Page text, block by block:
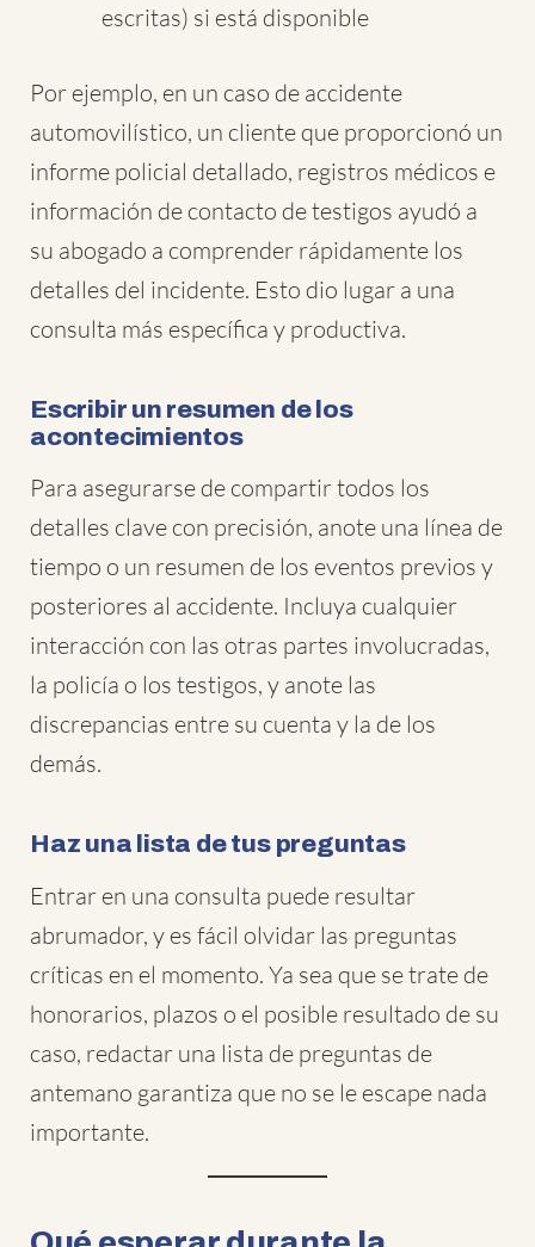
escritas) si está disponible
Por ejemplo, en un caso de accidente
automovilístico, un cliente que proporcionó un
informe policial detallado, registros médicos e
información de contacto de testigos ayudó a
su abogado a comprender rápidamente los
detalles del incidente. Esto dio lugar a una
consulta más específica y productiva.
Escribir un resumen de los
acontecimientos
Para asegurarse de compartir todos los
detalles clave con precisión, anote una línea de
tiempo o un resumen de los eventos previos y
posteriores al accidente. Incluya cualquier
interacción con las otras partes involucradas,
la policía o los testigos, y anote las
discrepancias entre su cuenta y la de los
demás.
Haz una lista de tus preguntas
Entrar en una consulta puede resultar
abrumador, y es fácil olvidar las preguntas
críticas en el momento. Ya sea que se trate de
honorarios, plazos o el posible resultado de su
caso, redactar una lista de preguntas de
antemano garantiza que no se le escape nada
importante.